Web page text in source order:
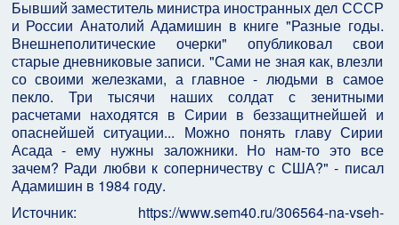
Бывший заместитель министра иностранных дел СССР
и России Анатолий Адамишин в книге "Разные годы.
Внешнеполитические очерки" опубликовал свои
старые дневниковые записи. "Сами не зная как, влезли
со своими железками, а главное - людьми в самое
пекло. Три тысячи наших солдат с зенитными
расчетами находятся в Сирии в беззащитнейшей и
опаснейшей ситуации... Можно понять главу Сирии
Асада - ему нужны заложники. Но нам-то это все
зачем? Ради любви к соперничеству с США?" - писал
Адамишин в 1984 году.
Источник: https://www.sem40.ru/306564-na-vseh-